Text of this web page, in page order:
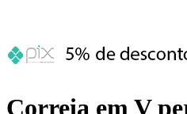
Correia em V